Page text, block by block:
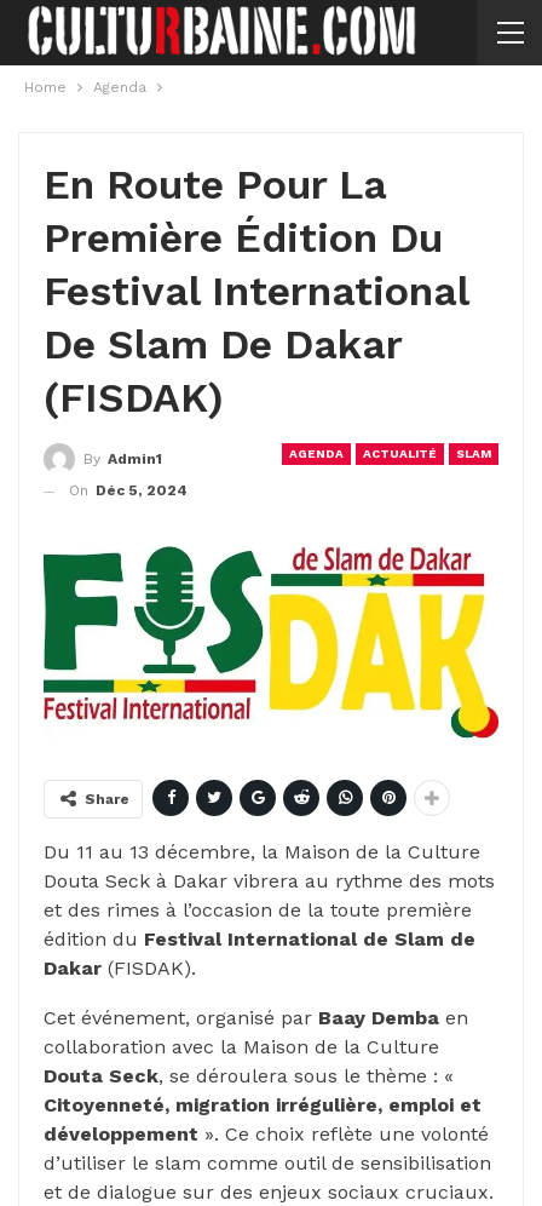
Home Agenda
En Route Pour La
Première Édition Du
Festival International
De Slam De Dakar
(FISDAK)
AGENDA ACTUALITÉ SLAM
By Admin1
On Déc 5, 2024
Share
Du 11 au 13 décembre, la Maison de la Culture
Douta Seck à Dakar vibrera au rythme des mots
et des rimes à l’occasion de la toute première
édition du Festival International de Slam de
Dakar (FISDAK).
Cet événement, organisé par Baay Demba en
collaboration avec la Maison de la Culture
Douta Seck, se déroulera sous le thème : «
Citoyenneté, migration irrégulière, emploi et
développement ». Ce choix reflète une volonté
d’utiliser le slam comme outil de sensibilisation
et de dialogue sur des enjeux sociaux cruciaux.